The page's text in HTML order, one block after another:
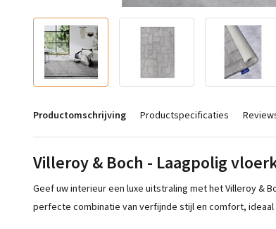
Productomschrijving Productspecificaties
Villeroy & Boch - Laagpolig
Geef uw interieur een luxe uitstraling met het Villeroy &
perfecte combinatie van verfijnde stijl en comfort, ideaal